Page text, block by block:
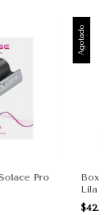
Pro
Agotado
Lila